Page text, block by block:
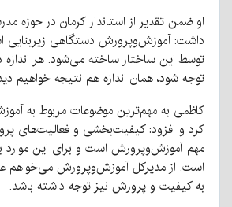
او ضمن تقدیر از استاندار کرمان در حوزه
داشت: آموزش‌وپرورش دستگاهی زیربنایی
توسط این ساختار ساخته می‌شود. هر اندازه
توجه شود، همان اندازه هم نتیجه خواهیم
کاظمی به مهم‌ترین موضوعات مربوط به
کرد و افزود: کیفیت‌بخشی و فعالیت‌های
مهم آموزش‌وپرورش است و برای این موارد
است. از مدیرکل آموزش‌وپرورش می‌خواهم
به کیفیت و پرورش نیز توجه داشته باشد.